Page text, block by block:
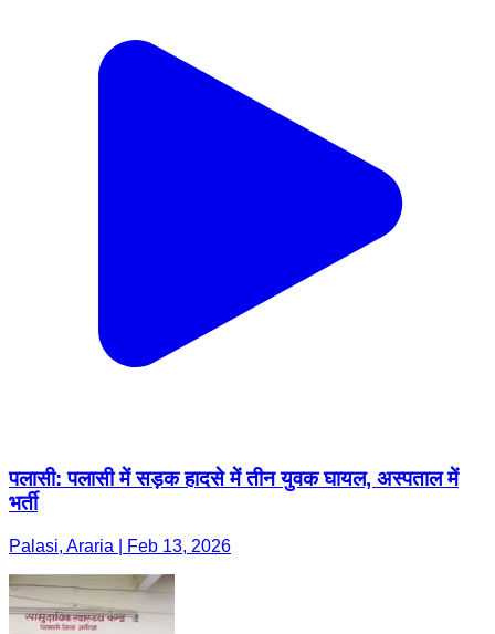
पलासी: पलासी में सड़क हादसे में तीन युवक घायल, अस्पताल में
भर्ती
Palasi, Araria | Feb 13, 2026